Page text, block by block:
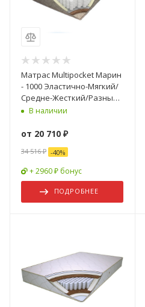
Матрас Multipocket Марин
- 1000 Эластично-Мягкий/
Средне-Жесткий/Разные
Размеры
В наличии
от 20 710 ₽
34 516 ₽ -40%
+ 2960 ₽ бонус
ПОДРОБНЕЕ